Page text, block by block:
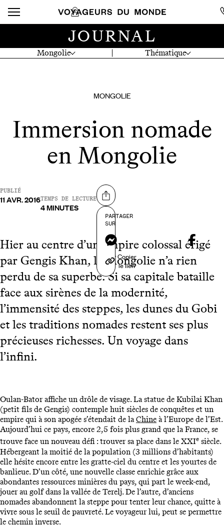
Mongolie Thématique
JOURNAL
MONGOLIE
Immersion nomade
en Mongolie
PUBLIÉ
11 AVR. 2016TEMPS DE LECTURE
4 MINUTES
Partager sur
PARTAGER
SUR
Messenger
Copier
le lien
Hier au centre d’un empire colossal érigé
par Gengis Khan, la Mongolie n’a rien
perdu de sa superbe. Si sa capitale bataille
face aux sirènes de la modernité,
l’immensité des steppes, les dunes du Gobi
et les traditions nomades restent ses plus
précieuses richesses. Un voyage dans
l’infini.
Oulan-Bator affiche un drôle de visage. La statue de Kubilai Khan
(petit fils de Gengis) contemple huit siècles de conquêtes et un
empire qui à son apogée s’étendait de laChine à l’Europe de l’Est.
Aujourd’hui ce pays, encore 2,5 fois plus grand que la France, se
trouve face un nouveau défi : trouver sa place dans le XXIe siècle.
Hébergeant la moitié de la population (3 millions d’habitants)
elle hésite encore entre les gratte-ciel du centre et les yourtes de
banlieue. D’un côté, une nouvelle classe enrichie grâce aux
abondantes ressources minières du pays, qui part le week-end,
jouer au golf dans la vallée de Terelj. De l’autre, d’anciens
nomades abandonnent la steppe pour tenter leur chance, quitte à
vivre sous le seuil de pauvreté. Le voyageur lui, peut se permettre
le chemin inverse.